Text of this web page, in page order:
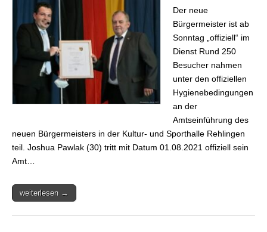
Der neue
Bürgermeister ist ab
Sonntag „offiziell“ im
Dienst Rund 250
Besucher nahmen
unter den offiziellen
Hygienebedingungen
an der
Amtseinführung des
neuen Bürgermeisters in der Kultur- und Sporthalle Rehlingen
teil. Joshua Pawlak (30) tritt mit Datum 01.08.2021 offiziell sein
Amt…
weiterlesen →